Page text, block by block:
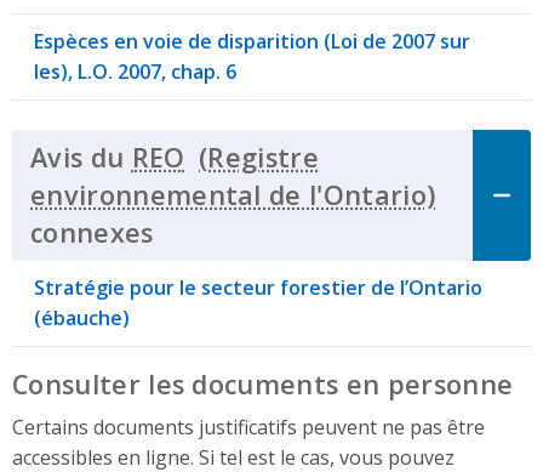
Espèces en voie de disparition (Loi de 2007 sur
les), L.O. 2007, chap. 6
Avis du REO
connexes
Stratégie pour le secteur forestier de l’Ontario
(ébauche)
Consulter les documents en personne
Certains documents justificatifs peuvent ne pas être
accessibles en ligne. Si tel est le cas, vous pouvez